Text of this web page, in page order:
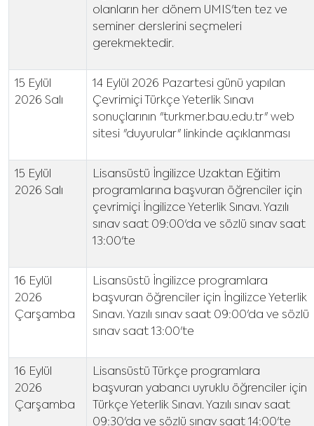
olanların her dönem UMIS'ten tez ve
seminer derslerini seçmeleri
gerekmektedir.
15 Eylül
2026 Salı
14 Eylül 2026 Pazartesi günü yapılan
Çevrimiçi Türkçe Yeterlik Sınavı
sonuçlarının "turkmer.bau.edu.tr" web
sitesi "duyurular" linkinde açıklanması
15 Eylül
2026 Salı
Lisansüstü İngilizce Uzaktan Eğitim
programlarına başvuran öğrenciler için
çevrimiçi İngilizce Yeterlik Sınavı. Yazılı
sınav saat 09:00'da ve sözlü sınav saat
13:00'te
16 Eylül
2026
Çarşamba
Lisansüstü İngilizce programlara
başvuran öğrenciler için İngilizce Yeterlik
Sınavı. Yazılı sınav saat 09:00'da ve sözlü
sınav saat 13:00'te
16 Eylül
2026
Çarşamba
Lisansüstü Türkçe programlara
başvuran yabancı uyruklu öğrenciler için
Türkçe Yeterlik Sınavı. Yazılı sınav saat
09:30'da ve sözlü sınav saat 14:00'te